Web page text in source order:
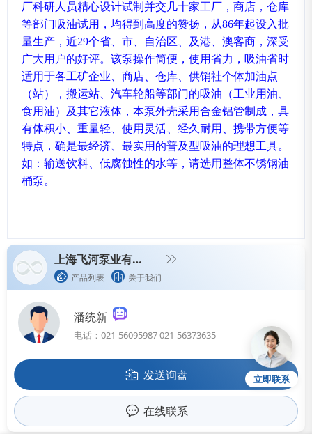
厂科研人员精心设计试制并交几十家工厂，商店，仓库
等部门吸油试用，均得到高度的赞扬，从86年起设入批
量生产，近29个省、市、自治区、及港、澳客商，深受
广大用户的好评。该泵操作简便，使用省力，吸油省时
适用于各工矿企业、商店、仓库、供销社个体加油点
（站），搬运站、汽车轮船等部门的吸油（工业用油、
食用油）及其它液体，本泵外壳采用合金铝管制成，具
有体积小、重量轻、使用灵活、经久耐用、携带方便等
特点，确是最经济、最实用的普及型吸油的理想工具。
如：输送饮料、低腐蚀性的水等，请选用整体不锈钢油
桶泵。
上海飞河泵业有限公司
产品列表 关于我们
潘统新
电话：021-56095987 021-56373635
发送询盘
在线联系
立即联系